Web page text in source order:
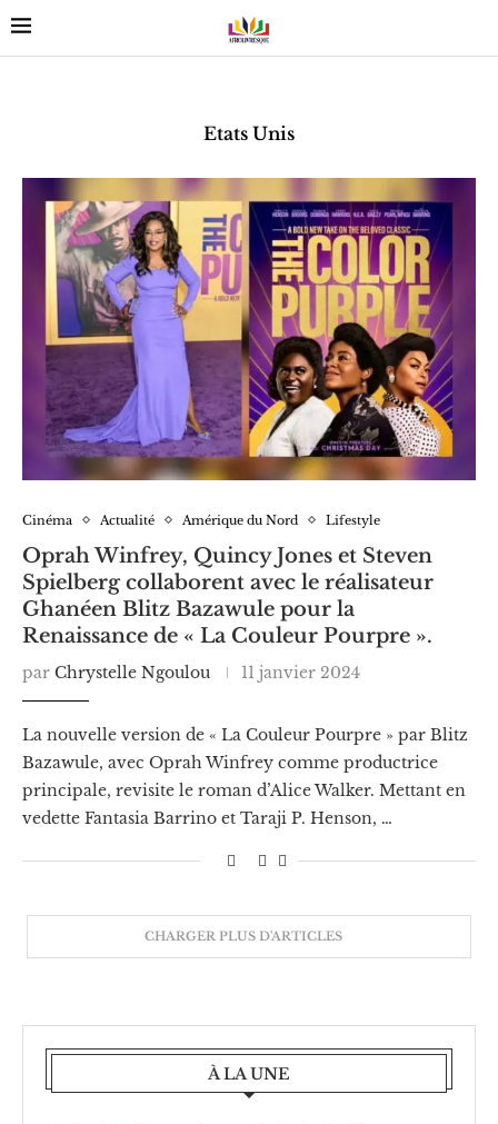
Etats Unis
Cinéma Actualité Amérique du Nord Lifestyle
Oprah Winfrey, Quincy Jones et Steven
Spielberg collaborent avec le réalisateur
Ghanéen Blitz Bazawule pour la
Renaissance de « La Couleur Pourpre ».
par Chrystelle Ngoulou 11 janvier 2024
La nouvelle version de « La Couleur Pourpre » par Blitz
Bazawule, avec Oprah Winfrey comme productrice
principale, revisite le roman d’Alice Walker. Mettant en
vedette Fantasia Barrino et Taraji P. Henson, …
CHARGER PLUS D'ARTICLES
À LA UNE